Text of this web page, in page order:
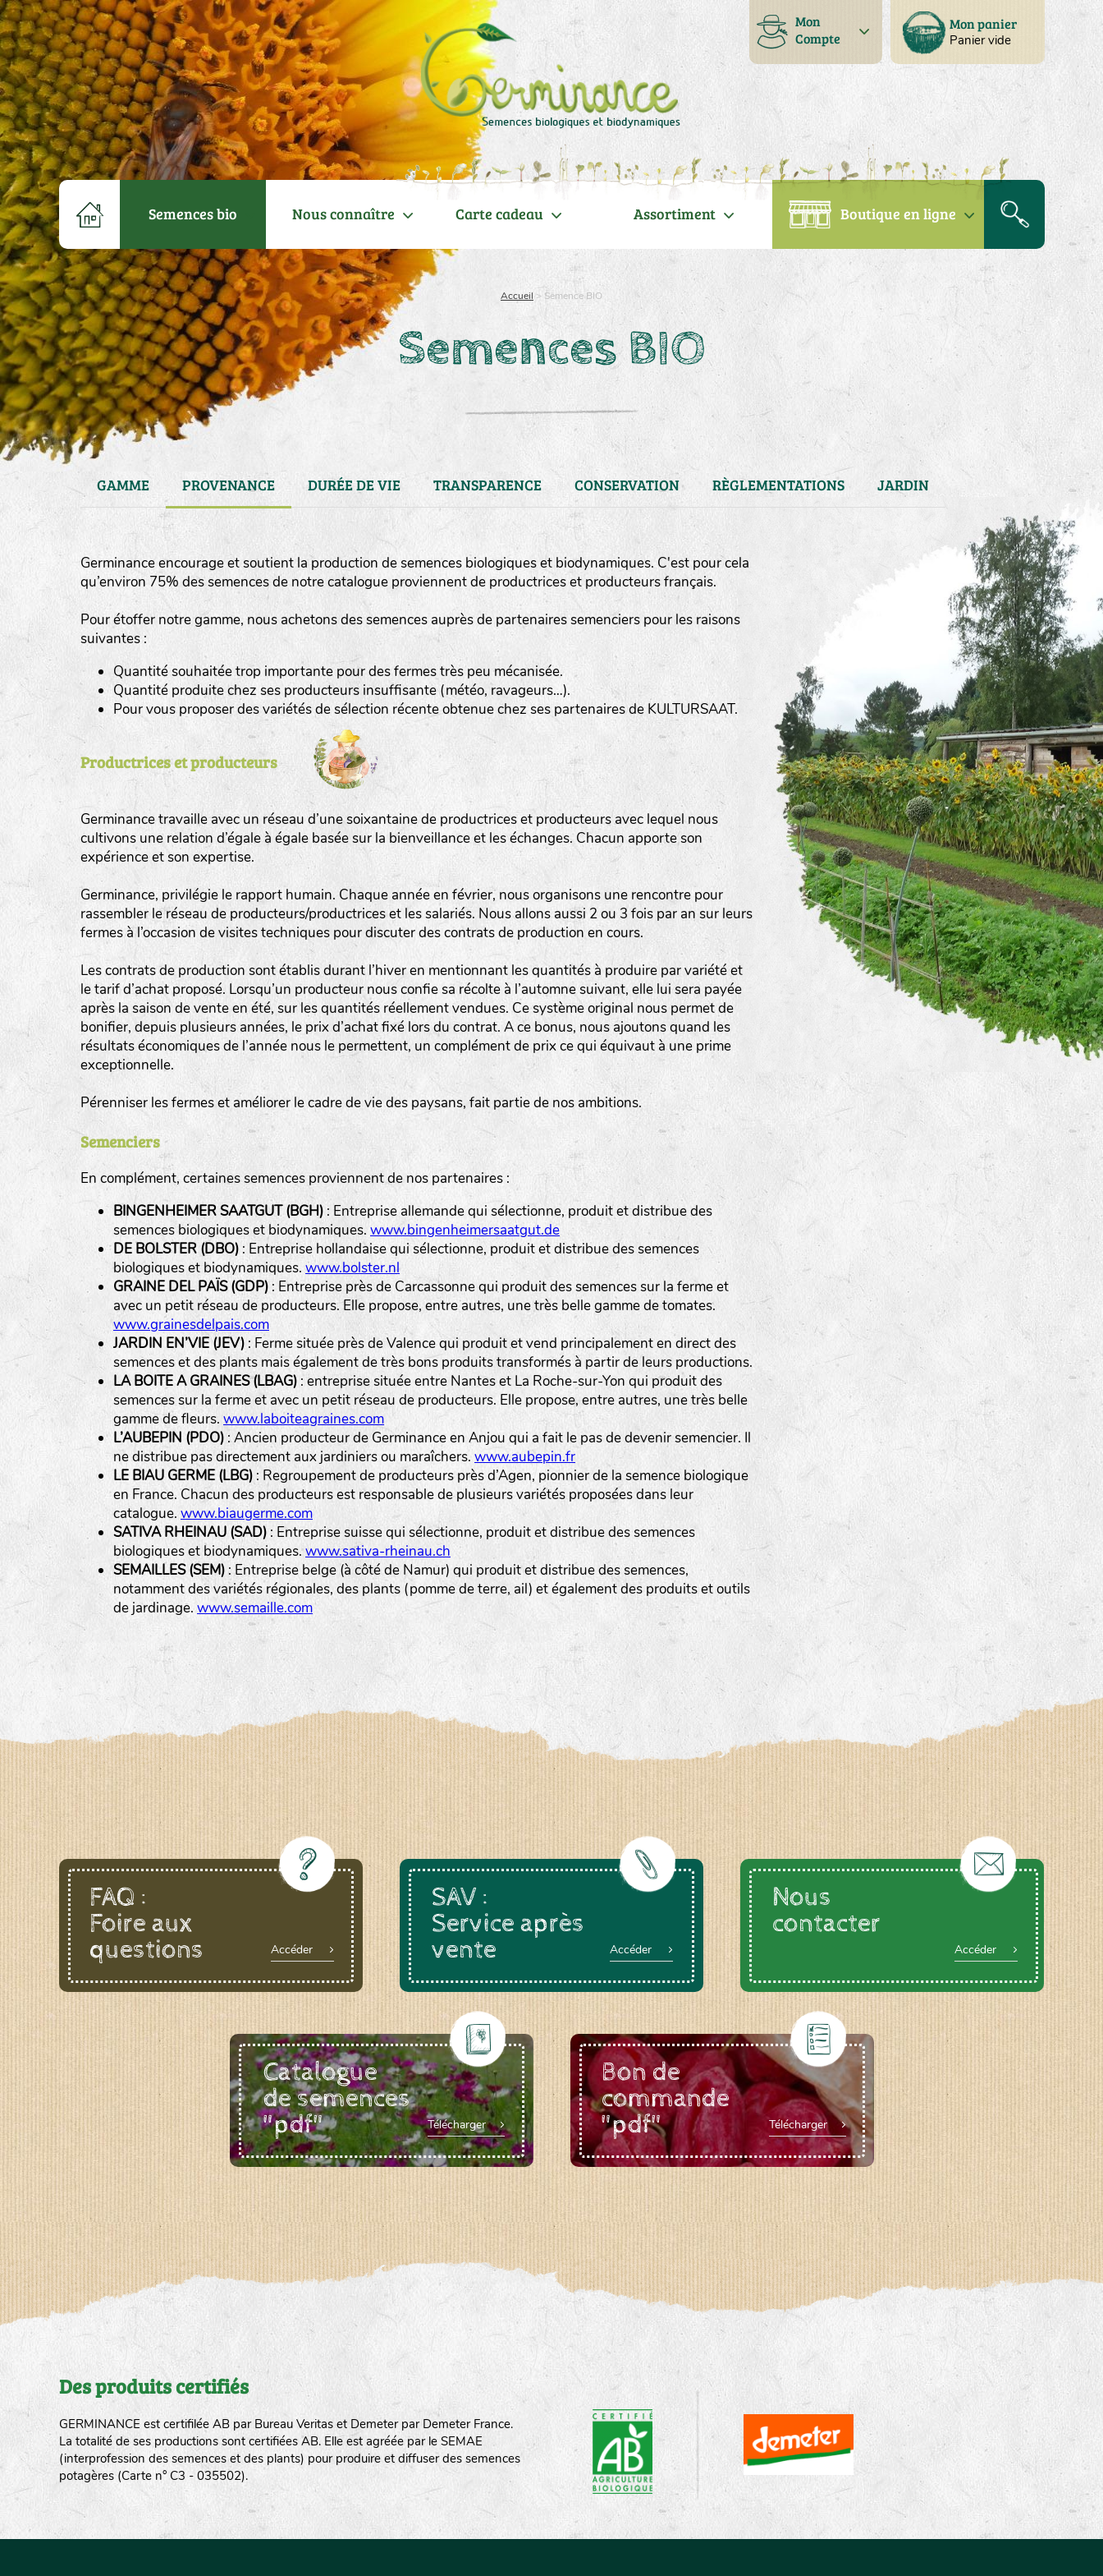
Mon panier
Panier vide
Mon
Compte
Semences bio Nous connaître Carte cadeau Assortiment Boutique en ligne
Accueil > Semence BIO
Semences BIO
GAMME PROVENANCE DURÉE DE VIE TRANSPARENCE CONSERVATION RÈGLEMENTATIONS JARDIN
Germinance encourage et soutient la production de semences biologiques et biodynamiques. C'est pour cela
qu’environ 75% des semences de notre catalogue proviennent de productrices et producteurs français.
Pour étoffer notre gamme, nous achetons des semences auprès de partenaires semenciers pour les raisons
suivantes :
Quantité souhaitée trop importante pour des fermes très peu mécanisée.
Quantité produite chez ses producteurs insuffisante (météo, ravageurs…).
Pour vous proposer des variétés de sélection récente obtenue chez ses partenaires de KULTURSAAT.
Productrices et producteurs
Germinance travaille avec un réseau d’une soixantaine de productrices et producteurs avec lequel nous
cultivons une relation d’égale à égale basée sur la bienveillance et les échanges. Chacun apporte son
expérience et son expertise.
Germinance, privilégie le rapport humain. Chaque année en février, nous organisons une rencontre pour
rassembler le réseau de producteurs/productrices et les salariés. Nous allons aussi 2 ou 3 fois par an sur leurs
fermes à l’occasion de visites techniques pour discuter des contrats de production en cours.
Les contrats de production sont établis durant l’hiver en mentionnant les quantités à produire par variété et
le tarif d’achat proposé. Lorsqu’un producteur nous confie sa récolte à l’automne suivant, elle lui sera payée
après la saison de vente en été, sur les quantités réellement vendues. Ce système original nous permet de
bonifier, depuis plusieurs années, le prix d’achat fixé lors du contrat. A ce bonus, nous ajoutons quand les
résultats économiques de l’année nous le permettent, un complément de prix ce qui équivaut à une prime
exceptionnelle.
Pérenniser les fermes et améliorer le cadre de vie des paysans, fait partie de nos ambitions.
Semenciers
En complément, certaines semences proviennent de nos partenaires :
BINGENHEIMER SAATGUT (BGH) : Entreprise allemande qui sélectionne, produit et distribue des
semences biologiques et biodynamiques. www.bingenheimersaatgut.de
DE BOLSTER (DBO) : Entreprise hollandaise qui sélectionne, produit et distribue des semences
biologiques et biodynamiques. www.bolster.nl
GRAINE DEL PAÏS (GDP) : Entreprise près de Carcassonne qui produit des semences sur la ferme et
avec un petit réseau de producteurs. Elle propose, entre autres, une très belle gamme de tomates.
www.grainesdelpais.com
JARDIN EN’VIE (JEV) : Ferme située près de Valence qui produit et vend principalement en direct des
semences et des plants mais également de très bons produits transformés à partir de leurs productions.
LA BOITE A GRAINES (LBAG) : entreprise située entre Nantes et La Roche-sur-Yon qui produit des
semences sur la ferme et avec un petit réseau de producteurs. Elle propose, entre autres, une très belle
gamme de fleurs. www.laboiteagraines.com
L’AUBEPIN (PDO) : Ancien producteur de Germinance en Anjou qui a fait le pas de devenir semencier. Il
ne distribue pas directement aux jardiniers ou maraîchers. www.aubepin.fr
LE BIAU GERME (LBG) : Regroupement de producteurs près d’Agen, pionnier de la semence biologique
en France. Chacun des producteurs est responsable de plusieurs variétés proposées dans leur
catalogue. www.biaugerme.com
SATIVA RHEINAU (SAD) : Entreprise suisse qui sélectionne, produit et distribue des semences
biologiques et biodynamiques.www.sativa-rheinau.ch
SEMAILLES (SEM): Entreprise belge (à côté de Namur) qui produit et distribue des semences,
notamment des variétés régionales, des plants (pomme de terre, ail) et également des produits et outils
de jardinage. www.semaille.com
LA RÉFÉRENCE :FBEL20BPA1A (en haut à gauche)
F : Fleurs.
Les autres catégories étant :
E
: Engrais vert
: Légumes
A: Aromatiques
BEL : Code de la variété
(Ici Belle de nuit)
20 : Année de récolte(ici 2020)
BPA : Initiales du producteur ou du fournisseur de la
semence.
1 : Numéro d’ordre du lot
A : Sans calibre.
: Gros
: Moyen calibre
P: Petit calibre
zone sauvage
mare
tas de compost
fleurs
animaux domestiques
animaux sauvages
biodiversité cultivée
Légumes feuilles
Légumes racines
Plantes aromatiques
FAQ :
Foire aux
questions
Accéder
SAV :
Service après
vente
Accéder
Nous
contacter
Accéder
Catalogue
de semences
"pdf"
Télécharger
Bon de
commande
"pdf"
Télécharger
Des produits certifiés
GERMINANCE est certifilée AB par Bureau Veritas et Demeter par Demeter France.
La totalité de ses productions sont certifiées AB. Elle est agréée par le SEMAE
(interprofession des semences et des plants) pour produire et diffuser des semences
potagères (Carte n° C3 - 035502).